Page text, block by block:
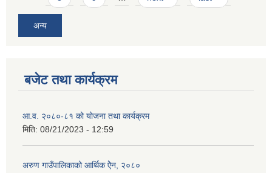
अन्य
बजेट तथा कार्यक्रम
आ.व. २०८०-८१ को योजना तथा कार्यक्रम
मिति: 08/21/2023 - 12:59
अरुण गाउँपालिकाको आर्थिक ऐेन, २०८०